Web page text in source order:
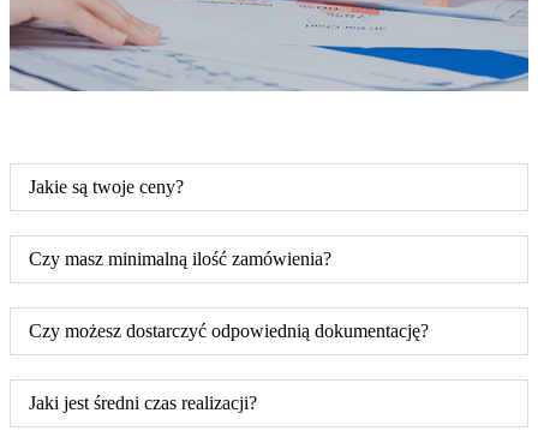
Jakie są twoje ceny?
Czy masz minimalną ilość zamówienia?
Czy możesz dostarczyć odpowiednią dokumentację?
Jaki jest średni czas realizacji?